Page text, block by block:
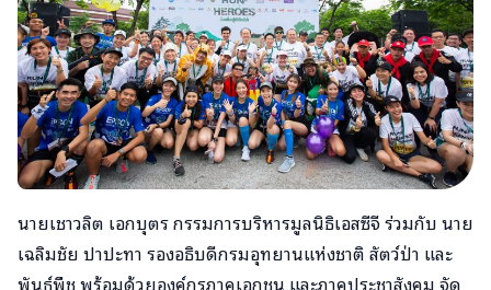
นายเชาวลิต เอกบุตร กรรมการบริหารมูลนิธิเอสซีจี ร่วมกับ นาย
เฉลิมชัย ปาปะทา รองอธิบดีกรมอุทยานแห่งชาติ สัตว์ป่า และ
พันธุ์พืช พร้อมด้วยองค์กรภาคเอกชน และภาคประชาสังคม จัด